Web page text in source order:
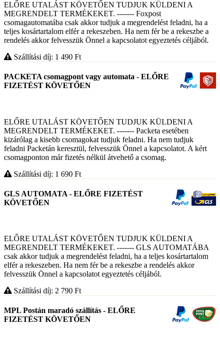
ELŐRE UTALÁST KÖVETŐEN TUDJUK KÜLDENI A
MEGRENDELT TERMÉKEKET. ------- Foxpost
csomagautomatába csak akkor tudjuk a megrendelést feladni, ha a
teljes kosártartalom elfér a rekeszeben. Ha nem fér be a rekeszbe a
rendelés akkor felvesszük Önnel a kapcsolatot egyeztetés céljából.
Szállítási díj: 1 490 Ft
PACKETA csomagpont vagy automata - ELŐRE
FIZETÉST KÖVETŐEN
ELŐRE UTALÁST KÖVETŐEN TUDJUK KÜLDENI A
MEGRENDELT TERMÉKEKET. ------- Packeta esetében
kizárólag a kisebb csomagokat tudjuk feladni. Ha nem tudjuk
feladni Packetán keresztül, felvesszük Önnel a kapcsolatot. A kért
csomagponton már fizetés nélkül átvehető a csomag.
Szállítási díj: 1 690 Ft
GLS AUTOMATA - ELŐRE FIZETÉST
KÖVETŐEN
ELŐRE UTALÁST KÖVETŐEN TUDJUK KÜLDENI A
MEGRENDELT TERMÉKEKET. ------- GLS AUTOMATÁBA
csak akkor tudjuk a megrendelést feladni, ha a teljes kosártartalom
elfér a rekeszeben. Ha nem fér be a rekeszbe a rendelés akkor
felvesszük Önnel a kapcsolatot egyeztetés céljából.
Szállítási díj: 2 790 Ft
MPL Postán maradó szállítás - ELŐRE
FIZETÉST KÖVETŐEN